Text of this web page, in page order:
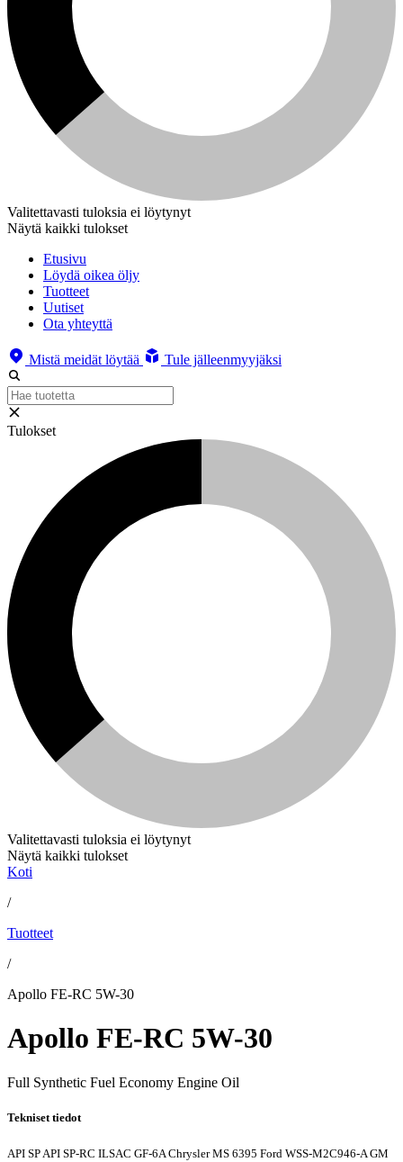
Valitettavasti tuloksia ei löytynyt
Näytä kaikki tulokset
Etusivu
Löydä oikea öljy
Tuotteet
Uutiset
Ota yhteyttä
Mistä meidät löytää Tule jälleenmyyjäksi
Tulokset
Valitettavasti tuloksia ei löytynyt
Näytä kaikki tulokset
Koti
/
Tuotteet
/
Apollo FE-RC 5W-30
Apollo FE-RC 5W-30
Full Synthetic Fuel Economy Engine Oil
Tekniset tiedot
API SPAPI SP-RC ILSAC GF-6AChrysler MS 6395 Ford WSS-M2C946-AGM